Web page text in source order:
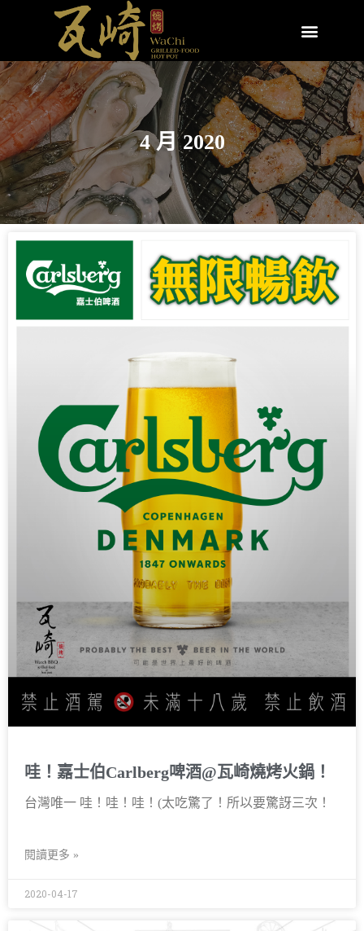
4 月 2020
哇！嘉士伯Carlberg啤酒@瓦崎燒烤火鍋！
台灣唯一 哇！哇！哇！(太吃驚了！所以要驚訝三次！
閱讀更多 »
2020-04-17